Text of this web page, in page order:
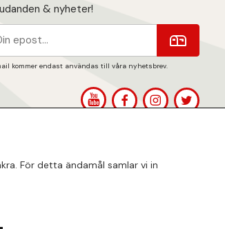
& nyheter!
kommer endast användas till våra nyhetsbrev.
För detta ändamål samlar vi in